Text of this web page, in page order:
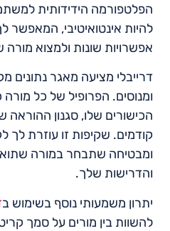
הפלטפורמה הידידותית
להיות אינטואיטיבי, המאפשר
אפשרויות שונות ולמצוא
דרייבלי מציעה מאגר נתונים
ומנוסים. הפרופיל של כל
הכישורים שלו, סגנון ההוראה
קודמים. שקיפות זו עוזרת
ומבטיחה שתבחר במורה
והדרישות שלך.
יתרון משמעותי נוסף בשימוש ב
להשוות בין מורים על סמך